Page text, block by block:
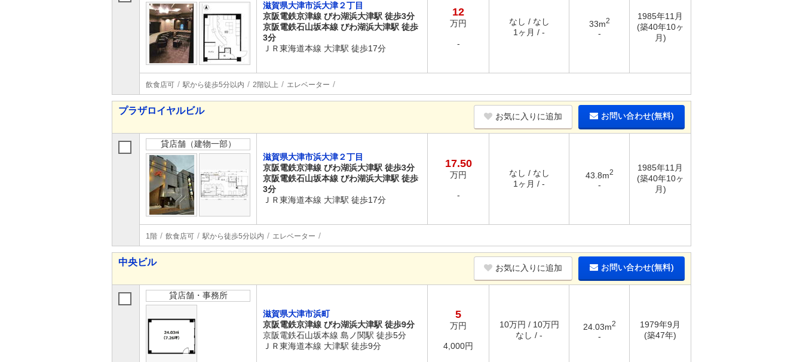
滋賀県大津市浜大津２丁目
京阪電鉄京津線 びわ湖浜大津駅 徒歩3分
京阪電鉄石山坂本線 びわ湖浜大津駅 徒歩
3分
ＪＲ東海道本線 大津駅 徒歩17分
12
万円
-
なし / なし
1ヶ月 / -
33m2
-
1985年11月
(築40年10ヶ
月)
飲食店可 駅から徒歩5分以内 2階以上 エレベーター
プラザロイヤルビル
お気に入りに追加 お問い合わせ(無料)
貸店舗（建物一部）
滋賀県大津市浜大津２丁目
京阪電鉄京津線 びわ湖浜大津駅 徒歩3分
京阪電鉄石山坂本線 びわ湖浜大津駅 徒歩
3分
ＪＲ東海道本線 大津駅 徒歩17分
17.50
万円
-
なし / なし
1ヶ月 / -
43.8m2
-
1985年11月
(築40年10ヶ
月)
1階 飲食店可 駅から徒歩5分以内 エレベーター
中央ビル
お気に入りに追加 お問い合わせ(無料)
貸店舗・事務所
滋賀県大津市浜町
京阪電鉄京津線 びわ湖浜大津駅 徒歩9分
京阪電鉄石山坂本線 島ノ関駅 徒歩5分
ＪＲ東海道本線 大津駅 徒歩9分
5
万円
4,000円
10万円 / 10万円
なし / -
24.03m2
-
1979年9月
(築47年)